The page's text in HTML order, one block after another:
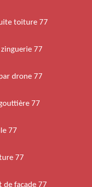
toiture 77
77
drone 77
77
77
77
de façade 77